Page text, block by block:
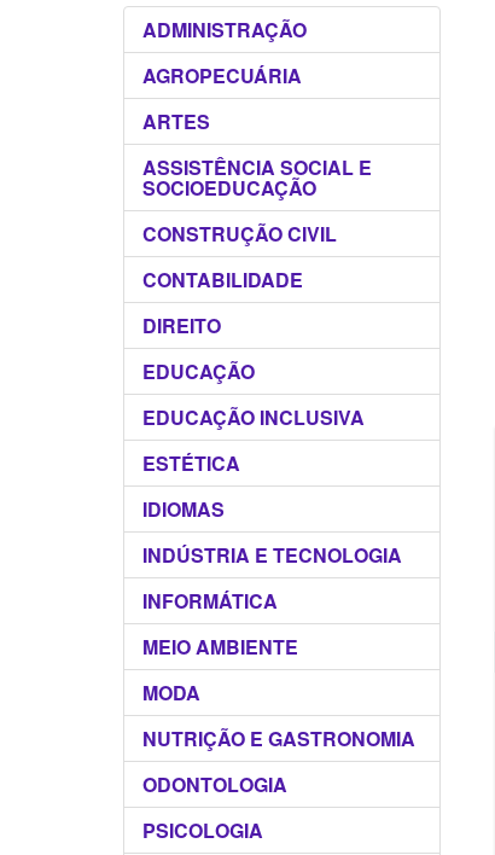
ADMINISTRAÇÃO
AGROPECUÁRIA
ARTES
ASSISTÊNCIA SOCIAL E
SOCIOEDUCAÇÃO
CONSTRUÇÃO CIVIL
CONTABILIDADE
DIREITO
EDUCAÇÃO
EDUCAÇÃO INCLUSIVA
ESTÉTICA
IDIOMAS
INDÚSTRIA E TECNOLOGIA
INFORMÁTICA
MEIO AMBIENTE
MODA
NUTRIÇÃO E GASTRONOMIA
ODONTOLOGIA
PSICOLOGIA